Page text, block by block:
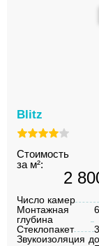
Blitz
Стоимость
за м²:
2
Число камер
Монтажная
глубина
Стеклопакет
Звукоизоляция